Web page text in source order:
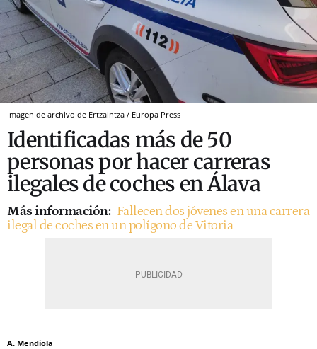
Imagen de archivo de Ertzaintza / Europa Press
Identificadas más de 50
personas por hacer carreras
ilegales de coches en Álava
Más información: Fallecen dos jóvenes en una carrera
ilegal de coches en un polígono de Vitoria
A. Mendiola